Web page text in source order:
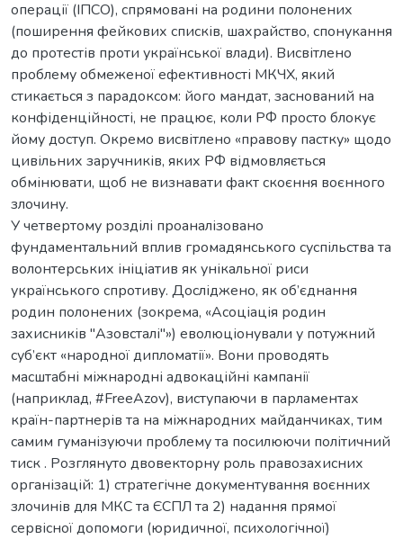
операції (ІПСО), спрямовані на родини полонених
(поширення фейкових списків, шахрайство, спонукання
до протестів проти української влади). Висвітлено
проблему обмеженої ефективності МКЧХ, який
стикається з парадоксом: його мандат, заснований на
конфіденційності, не працює, коли РФ просто блокує
йому доступ. Окремо висвітлено «правову пастку» щодо
цивільних заручників, яких РФ відмовляється
обмінювати, щоб не визнавати факт скоєння воєнного
злочину.
У четвертому розділі проаналізовано
фундаментальний вплив громадянського суспільства та
волонтерських ініціатив як унікальної риси
українського спротиву. Досліджено, як об’єднання
родин полонених (зокрема, «Асоціація родин
захисників "Азовсталі"») еволюціонували у потужний
суб’єкт «народної дипломатії». Вони проводять
масштабні міжнародні адвокаційні кампанії
(наприклад, #FreeAzov), виступаючи в парламентах
країн-партнерів та на міжнародних майданчиках, тим
самим гуманізуючи проблему та посилюючи політичний
тиск . Розглянуто двовекторну роль правозахисних
організацій: 1) стратегічне документування воєнних
злочинів для МКС та ЄСПЛ та 2) надання прямої
сервісної допомоги (юридичної, психологічної)